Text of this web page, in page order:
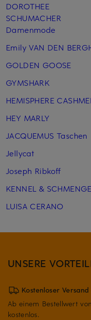
DOROTHEE
SCHUMACHER
Damenmode
Emily VAN DEN
GOLDEN GOOSE
GYMSHARK
HEMISPHERE
HEY MARLY
JACQUEMUS Taschen
Jellycat
Joseph Ribkoff
KENNEL &
LUISA CERANO
UNSERE
Kostenloser Versand
Ab einem Bestellwert
kostenlos.